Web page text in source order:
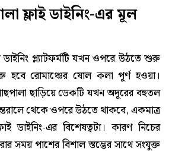
ফ্লাই ডাইনিং-এর মূল
প্ল্যাটফর্মটি যখন ওপরে উঠতে শুরু
রোমাঞ্চের ষোল কলা পূর্ণ হওয়া।
ছাড়িয়ে ডেকটি যখন অদূরের বহুতল
থেকে ওপরে উঠতে থাকবে, একমাত্র
ডাইনিং-এর বিশেষত্বটা। কারণ নিচের
সময় পাশের বিশাল স্তম্ভের সাথে সংযুক্ত